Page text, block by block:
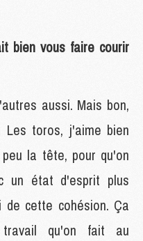
bien vous faire courir
aussi. Mais bon,
toros, j'aime bien
la tête, pour qu'on
un état d'esprit plus
cette cohésion. Ça
qu'on fait au